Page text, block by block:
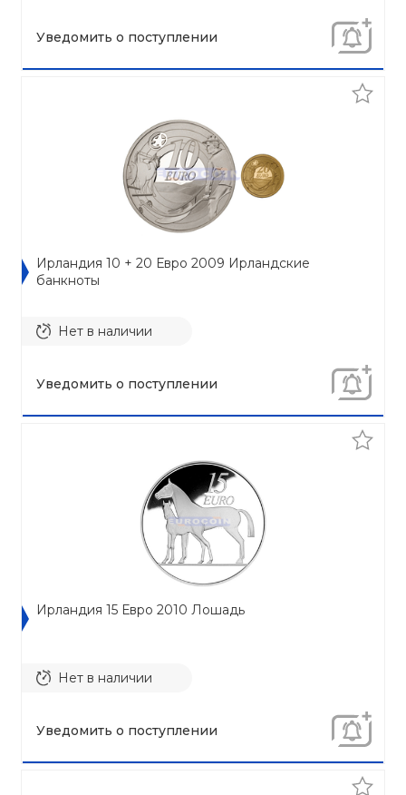
Уведомить о поступлении
Ирландия 10 + 20 Евро 2009 Ирландские
банкноты
Нет в наличии
Уведомить о поступлении
Ирландия 15 Евро 2010 Лошадь
Нет в наличии
Уведомить о поступлении